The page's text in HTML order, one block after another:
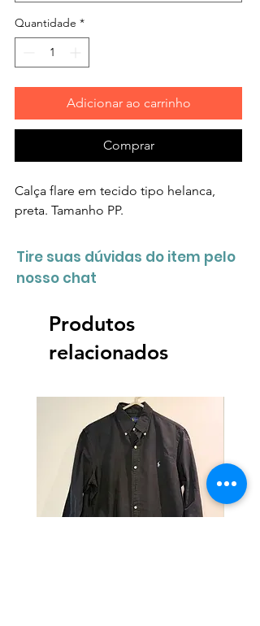
Quantidade *
Adicionar ao carrinho
Comprar
Calça flare em tecido tipo helanca,
preta. Tamanho PP.
Tire suas dúvidas do item pelo
nosso chat
Produtos
relacionados